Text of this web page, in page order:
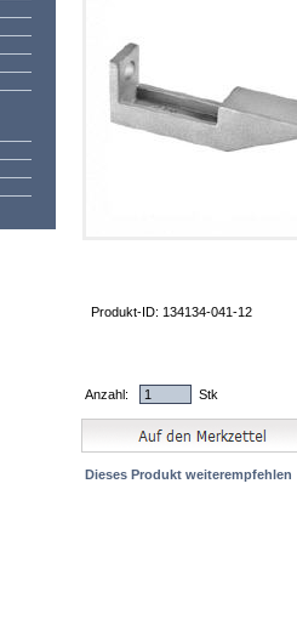
Produkt-ID: 134134-041-12
Anzahl: Stk
Dieses Produkt weiterempfehlen